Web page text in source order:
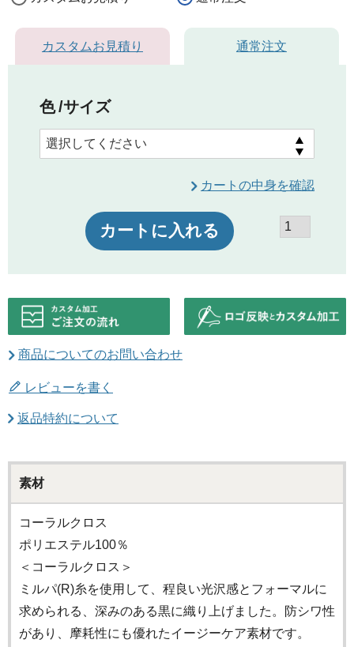
カスタムお見積り 通常注文
色 サイズ
カートの中身を確認
カートに入れる
商品についてのお問い合わせ
レビューを書く
返品特約について
素材
コーラルクロス
ポリエステル100％
＜コーラルクロス＞
ミルパ(R)糸を使用して、程良い光沢感とフォーマルに
求められる、深みのある黒に織り上げました。防シワ性
があり、摩耗性にも優れたイージーケア素材です。